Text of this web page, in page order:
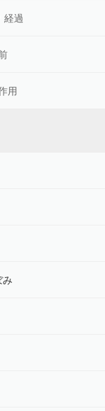
経過
用
み